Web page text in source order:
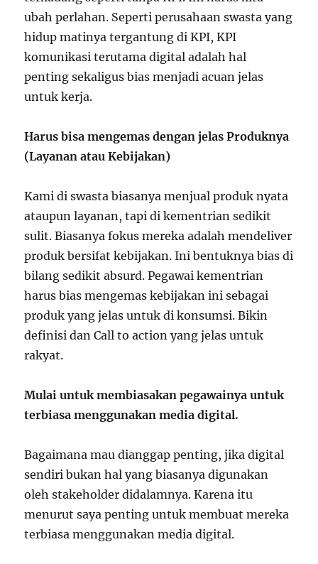
ubah perlahan. Seperti perusahaan swasta yang
hidup matinya tergantung di KPI, KPI
komunikasi terutama digital adalah hal
penting sekaligus bias menjadi acuan jelas
untuk kerja.
Harus bisa mengemas dengan jelas Produknya
(Layanan atau Kebijakan)
Kami di swasta biasanya menjual produk nyata
ataupun layanan, tapi di kementrian sedikit
sulit. Biasanya fokus mereka adalah mendeliver
produk bersifat kebijakan. Ini bentuknya bias di
bilang sedikit absurd. Pegawai kementrian
harus bias mengemas kebijakan ini sebagai
produk yang jelas untuk di konsumsi. Bikin
definisi dan Call to action yang jelas untuk
rakyat.
Mulai untuk membiasakan pegawainya untuk
terbiasa menggunakan media digital.
Bagaimana mau dianggap penting, jika digital
sendiri bukan hal yang biasanya digunakan
oleh stakeholder didalamnya. Karena itu
menurut saya penting untuk membuat mereka
terbiasa menggunakan media digital.